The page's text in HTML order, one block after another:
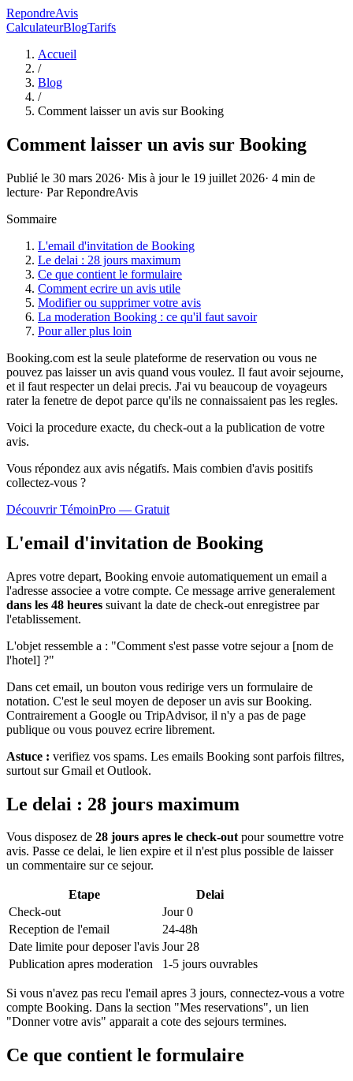
RepondreAvis
CalculateurBlogTarifs
Accueil
/
Blog
/
Comment laisser un avis sur Booking
Comment laisser un avis sur Booking
Publié le 30 mars 2026· Mis à jour le 19 juillet 2026· 4 min de
lecture· ParRepondreAvis
Sommaire
L'email d'invitation de Booking
Le delai : 28 jours maximum
Ce que contient le formulaire
Comment ecrire un avis utile
Modifier ou supprimer votre avis
La moderation Booking : ce qu'il faut savoir
Pour aller plus loin
Booking.com est la seule plateforme de reservation ou vous ne
pouvez pas laisser un avis quand vous voulez. Il faut avoir sejourne,
et il faut respecter un delai precis. J'ai vu beaucoup de voyageurs
rater la fenetre de depot parce qu'ils ne connaissaient pas les regles.
Voici la procedure exacte, du check-out a la publication de votre
avis.
Vous répondez aux avis négatifs. Mais combien d'avis positifs
collectez-vous ?
Découvrir TémoinPro — Gratuit
L'email d'invitation de Booking
Apres votre depart, Booking envoie automatiquement un email a
l'adresse associee a votre compte. Ce message arrive generalement
dans les 48 heures suivant la date de check-out enregistree par
l'etablissement.
L'objet ressemble a : "Comment s'est passe votre sejour a [nom de
l'hotel] ?"
Dans cet email, un bouton vous redirige vers un formulaire de
notation. C'est le seul moyen de deposer un avis sur Booking.
Contrairement a Google ou TripAdvisor, il n'y a pas de page
publique ou vous pouvez ecrire librement.
Astuce : verifiez vos spams. Les emails Booking sont parfois filtres,
surtout sur Gmail et Outlook.
Le delai : 28 jours maximum
Vous disposez de 28 jours apres le check-outpour soumettre votre
avis. Passe ce delai, le lien expire et il n'est plus possible de laisser
un commentaire sur ce sejour.
Etape
Delai
Check-out
Jour 0
Reception de l'email
24-48h
Date limite pour deposer l'avis Jour 28
Publication apres moderation
1-5 jours ouvrables
Si vous n'avez pas recu l'email apres 3 jours, connectez-vous a votre
compte Booking. Dans la section "Mes reservations", un lien
"Donner votre avis" apparait a cote des sejours termines.
Ce que contient le formulaire